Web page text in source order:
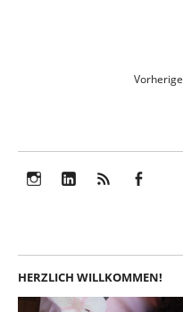
Vorherige
HERZLICH WILLKOMMEN!